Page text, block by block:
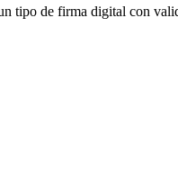
tipo de firma digital con